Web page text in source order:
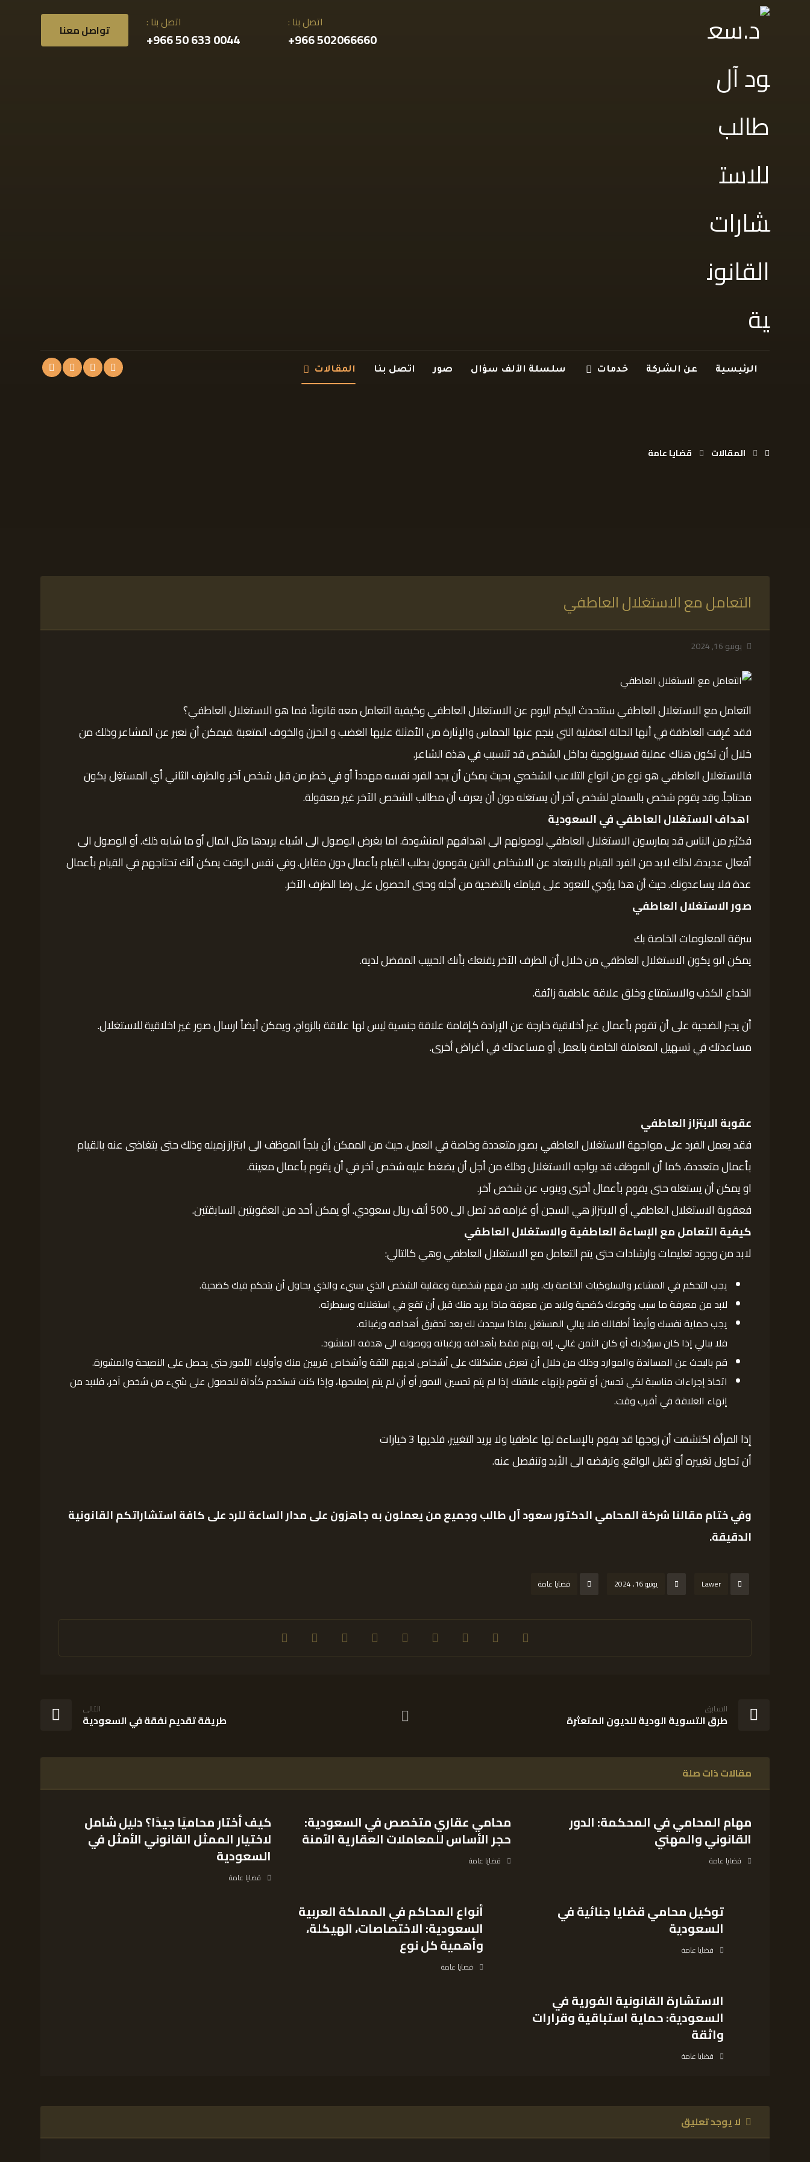
تواصل معنا اتصل بنا :
0044 633 50 966+
اتصل بنا :
502066660 966+
الرئيسية عن الشركة خدمات سلسلة الألف سؤال صور اتصل بنا المقالات
المقالات قضايا عامة
التعامل مع الاستغلال العاطفي
يونيو 16, 2024
التعامل مع الاستغلال العاطفي سنتحدث اليكم اليوم عن الاستغلال العاطفي وكيفية التعامل معه قانوناً، فما هو الاستغلال العاطفي؟
فقد عُرِفت العاطفة في أنها الحالة العقلية التي ينجم عنها الحماس والإثارة من الأمثلة عليها الغضب و الحزن والخوف المتعبة .فيمكن أن نعبر عن المشاعر وذلك من
خلال أن تكون هناك عملية فسيولوجية بداخل الشخص قد تتسبب في هذه الشاعر.
فالاستغلال العاطفي هو نوع من انواع التلاعب الشخصي بحيث يمكن أن يجد الفرد نفسه مهدداً أو في خطر من قبل شخص آخر. والطرف الثاني أي المستغِل يكون
محتاجاً. وقد يقوم شخص بالسماح لشخص آخر أن يستغله دون أن يعرف أن مطالب الشخص الآخر غير معقولة.
اهداف الاستغلال العاطفي في السعودية
فكثير من الناس قد يمارسون الاستغلال العاطفي لوصولهم الى اهدافهم المنشودة. اما بغرض الوصول الى اشياء يريدها مثل المال أو ما شابه ذلك. أو الوصول الى
أفعال عديدة، لذلك لابد من الفرد القيام بالابتعاد عن الاشخاص الذين يقومون بطلب القيام بأعمال دون مقابل. وفي نفس الوقت يمكن أنك تحتاجهم في القيام بأعمال
عدة فلا يساعدونك. حيث أن هذا يؤدي للتعود على قيامك بالتضحية من أجله وحتى الحصول على رضا الطرف الآخر.
صور الاستغلال العاطفي
سرقة المعلومات الخاصة بك
يمكن انو يكون الاستغلال العاطفي من خلال أن الطرف الآخر يقنعك بأنك الحبيب المفضل لديه.
الخداع الكذب والاستمتاع وخلق علاقة عاطفية زائفة.
أن يجبر الضحية على أن تقوم بأعمال غير أخلاقية خارجة عن الإرادة كإقامة علاقة جنسية ليس لها علاقة بالزواج، ويمكن أيضاً ارسال صور غير اخلاقية للاستغلال.
مساعدتك في تسهيل المعاملة الخاصة بالعمل أو مساعدتك في أغراض أخرى.
عقوبة الابتزاز العاطفي
فقد يعمل الفرد على مواجهة الاستغلال العاطفي بصور متعددة وخاصة في العمل. حيث من الممكن أن يلجأ الموظف الى ابتزاز زميله وذلك حتى يتغاضى عنه بالقيام
بأعمال متعددة، كما أن الموظف قد يواجه الاستغلال وذلك من أجل أن يضغط عليه شخص آخر في أن يقوم بأعمال معينة.
او يمكن أن يستغله حتى يقوم بأعمال أخرى وينوب عن شخص آخر.
فعقوبة الاستغلال العاطفي أو الابتزاز هي السجن أو غرامه قد تصل الى 500 ألف ريال سعودي. أو يمكن أحد من العقوبتين السابقتين.
كيفية التعامل مع الإساءة العاطفيةوالاستغلال العاطفي
لابد من وجود تعليمات وارشادات حتى يتم التعامل مع الاستغلال العاطفي وهي كالتالي:
يجب التحكم في المشاعر والسلوكيات الخاصة بك. ولابد من فهم شخصية وعقلية الشخص الذي يسيء والذي يحاول أن يتحكم فيك كضحية.
لابد من معرفة ما سبب وقوعك كضحية ولابد من معرفة ماذا يريد منك قبل أن تقع في استغلاله وسيطرته.
يجب حماية نفسك وأيضاً أطفالك فلا يبالي المستغل بماذا سيحدث لك بعد تحقيق أهدافه ورغباته.
فلا يبالي إذا كان سيؤذيك أو كان الثمن غالي. إنه يهتم فقط بأهدافه ورغباته ووصوله الى هدفه المنشود.
قم بالبحث عن المساندة والموارد وذلك من خلال أن تعرض مشكلتك على أشخاص لديهم الثقة وأشخاص قريبين منك وأولياء الأمور حتى يحصل على النصيحة والمشورة.
اتخاذ إجراءات مناسبة لكي تحسن أو تقوم بإنهاء علاقتك إذا لم يتم تحسين الامور أو أن لم يتم إصلاحها، وإذا كنت تستخدم كأداة للحصول على شيء من شخص آخر، فلابد من
إنهاء العلاقة في أقرب وقت.
إذا المرأة اكتشفت أن زوجها قد يقوم بالإساءة لها عاطفيا ولا يريد التغيير، فلديها 3 خيارات
أن تحاول تغييره أو تقبل الواقع. وترفضه الى الأبد وتنفصل عنه.
وفي ختام مقالنا شركة المحامي الدكتور سعود آل طالبوجميع من يعملون به جاهزون على مدار الساعة للرد على كافة استشاراتكم القانونية
الدقيقة.
Lawer يونيو 16, 2024 قضايا عامة
السابق
طرق التسوية الودية للديون المتعثرة
التالى
طريقة تقديم نفقة في السعودية
مقالات ذات صلة
مهام المحامي في المحكمة: الدور
القانوني والمهني
قضايا عامة
محامي عقاري متخصص في السعودية:
حجر الأساس للمعاملات العقارية الآمنة
قضايا عامة
كيف أختار محاميًا جيدًا؟ دليل شامل
لاختيار الممثل القانوني الأمثل في
السعودية
قضايا عامة
توكيل محامي قضايا جنائية في
السعودية
قضايا عامة
أنواع المحاكم في المملكة العربية
السعودية: الاختصاصات، الهيكلة،
وأهمية كل نوع
قضايا عامة
الاستشارة القانونية الفورية في
السعودية: حماية استباقية وقرارات
واثقة
قضايا عامة
لا يوجد تعليق